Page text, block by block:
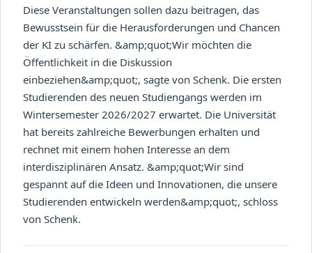
Diese Veranstaltungen sollen dazu beitragen, das
Bewusstsein für die Herausforderungen und Chancen
der KI zu schärfen. &amp;quot;Wir möchten die
Öffentlichkeit in die Diskussion
einbeziehen&amp;quot;, sagte von Schenk. Die ersten
Studierenden des neuen Studiengangs werden im
Wintersemester 2026/2027 erwartet. Die Universität
hat bereits zahlreiche Bewerbungen erhalten und
rechnet mit einem hohen Interesse an dem
interdisziplinären Ansatz. &amp;quot;Wir sind
gespannt auf die Ideen und Innovationen, die unsere
Studierenden entwickeln werden&amp;quot;, schloss
von Schenk.